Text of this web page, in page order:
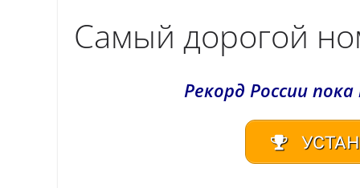
Самый дорогой
Рекорд России